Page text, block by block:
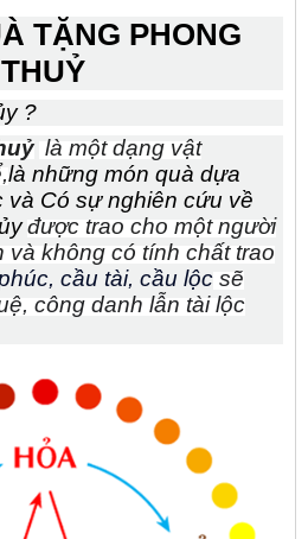
TẶNG PHONG
THUỶ
?
là một dạng vật
là những món quà dựa
và Có sự nghiên cứu về
được trao cho một người
và không có tính chất trao
cầu tài, cầu lộc sẽ
công danh lẫn tài lộc